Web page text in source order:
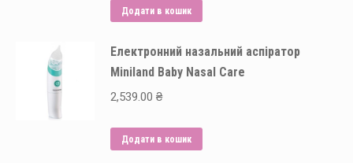
Додати в кошик
Електронний назальний аспіратор
Miniland Baby Nasal Сare
2,539.00 ₴
Додати в кошик